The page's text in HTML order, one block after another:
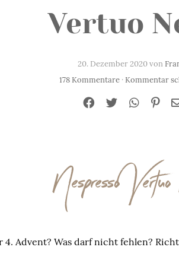
Vertuo
20. Dezember 2020 von
178 Kommentare· Kommentar
Nespresso
4. Advent? Was darf nicht fehlen?